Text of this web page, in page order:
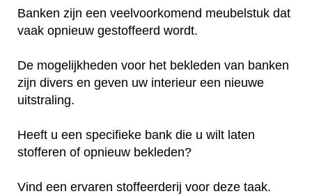
Banken zijn een veelvoorkomend meubelstuk dat
vaak opnieuw gestoffeerd wordt.
De mogelijkheden voor het bekleden van banken
zijn divers en geven uw interieur een nieuwe
uitstraling.
Heeft u een specifieke bank die u wilt laten
stofferen of opnieuw bekleden?
Vind een ervaren stoffeerderij voor deze taak.